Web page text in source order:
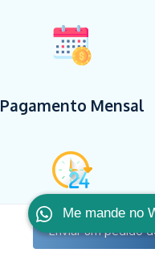
Me mande no
Pagamento Mensal
Apoio Ao Cliente 24/7
Enviar um pedido